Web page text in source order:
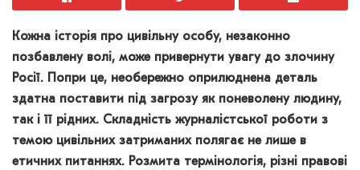
Кожна історія про цивільну особу, незаконно
позбавлену волі, може привернути увагу до злочину
Росії. Попри це, необережно оприлюднена деталь
здатна поставити під загрозу як поневолену людину,
так і її рідних. Складність журналістської роботи з
темою цивільних затриманих полягає не лише в
етичних питаннях. Розмита термінологія, різні правові